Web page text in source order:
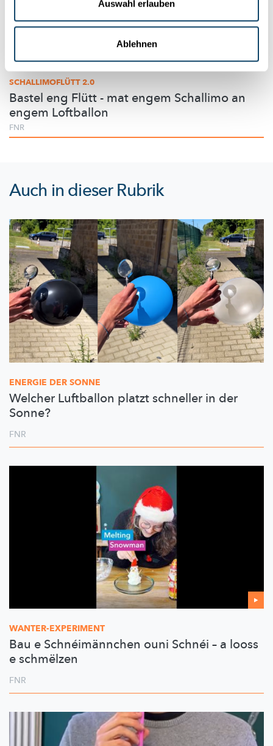
Auswahl erlauben
Ablehnen
SCHALLIMOFLÜTT 2.0
Bastel eng Flütt - mat engem Schallimo an
engem Loftballon
FNR
Auch in dieser Rubrik
ENERGIE DER SONNE
Welcher Luftballon platzt schneller in der
Sonne?
FNR
WANTER-EXPERIMENT
Bau e Schnéimännchen ouni Schnéi – a looss
e schmëlzen
FNR